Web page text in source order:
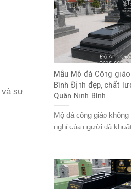
và sự
Mẫu Mộ đá Công
Bình Định đẹp, chất
Quân Ninh Bình
Mộ đá công giáo
nghỉ của người đã